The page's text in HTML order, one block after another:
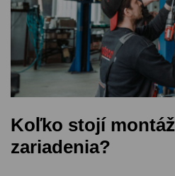
Koľko stojí
zariadenia?